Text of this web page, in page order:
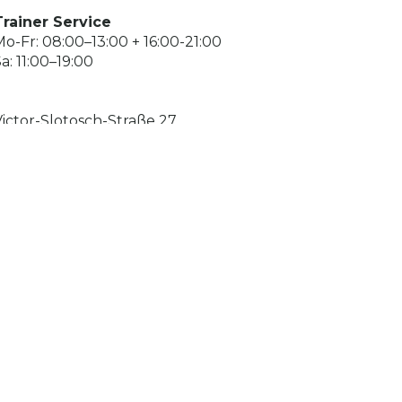
Service
Fr: 08:00–13:00 + 16:00-21:00
11:00–19:00
Slotosch-Straße 27